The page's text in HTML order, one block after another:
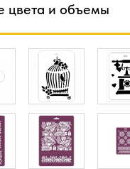
цвета и объемы